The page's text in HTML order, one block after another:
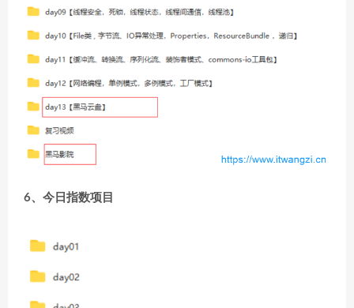
6、今日指数项目